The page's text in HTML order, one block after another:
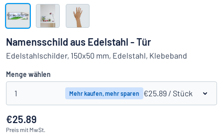
Das Gesuchte nicht gefunden? Schild hier entwerfen
Alle Kategorien anzeigen
Einloggen
Kundenservice
Privat
Namensschild aus Edelstahl - Tür
Edelstahlschilder, 150x50 mm, Edelstahl, Klebeband
Menge wählen
1 Mehr kaufen, mehr sparen €25.89 / Stück
€25.89
Preis mit MwSt.